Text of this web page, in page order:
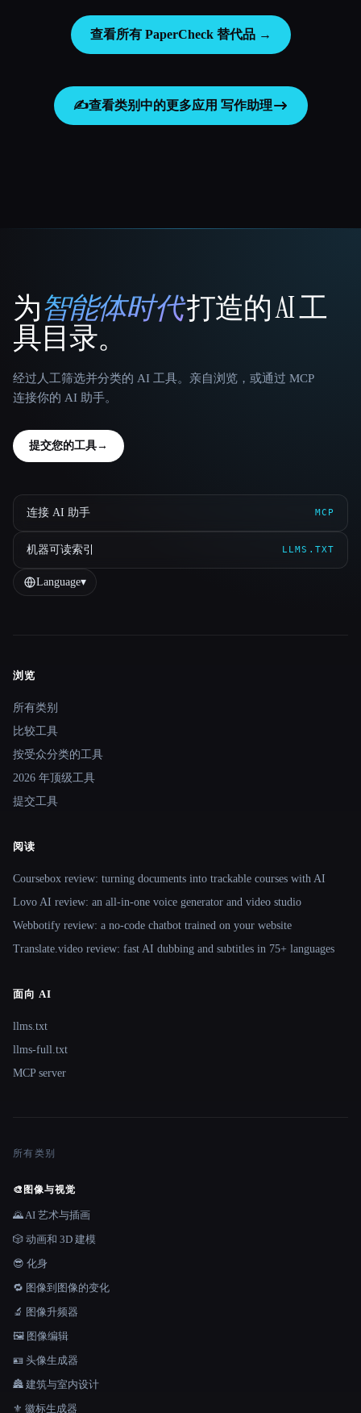
查看所有 PaperCheck 替代品 →
✍️查看类别中的更多应用 写作助理
That AI Collection
为智能体时代打造的 AI 工
具目录。
经过人工筛选并分类的 AI 工具。亲自浏览，或通过 MCP
连接你的 AI 助手。
提交您的工具→
连接 AI 助手 MCP
机器可读索引 LLMS.TXT
Language▾
Site navigation
浏览
所有类别
比较工具
按受众分类的工具
2026 年顶级工具
提交工具
阅读
Coursebox review: turning documents into trackable courses with AI
Lovo AI review: an all-in-one voice generator and video studio
Webbotify review: a no-code chatbot trained on your website
Translate.video review: fast AI dubbing and subtitles in 75+ languages
面向 AI
llms.txt
llms-full.txt
MCP server
所有类别
🎨 图像与视觉
🌄 AI 艺术与插画
🎲 动画和 3D 建模
😎 化身
🔁 图像到图像的变化
🔬 图像升频器
🖼️ 图像编辑
🪪 头像生成器
🏯 建筑与室内设计
⚜️ 徽标生成器